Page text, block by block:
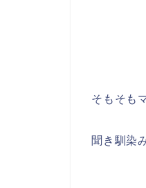
そもそも
聞き馴染